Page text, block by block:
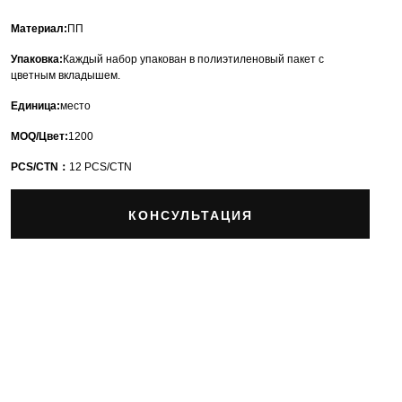
Материал: ПП
Упаковка: Каждый набор упакован в полиэтиленовый пакет с
цветным вкладышем.
Единица:место
MOQ/Цвет:1200
PCS/CTN： 12 PCS/CTN
КОНСУЛЬТАЦИЯ